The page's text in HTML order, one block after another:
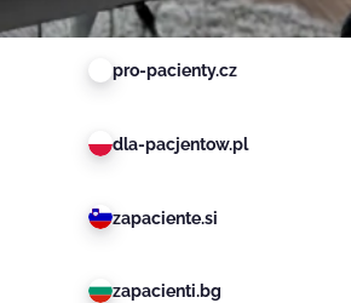
pro-pacienty.cz
dla-pacjentow.pl
zapaciente.si
zapacienti.bg